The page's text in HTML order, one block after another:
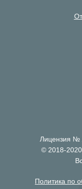
Лицензия №
© 2018-
Политика по